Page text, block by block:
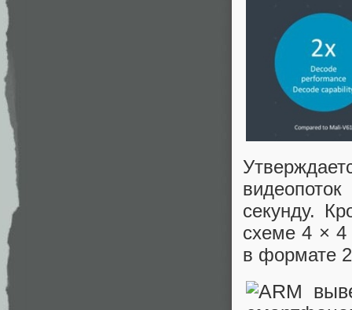
секунду.
схеме 4 × 4
в формате